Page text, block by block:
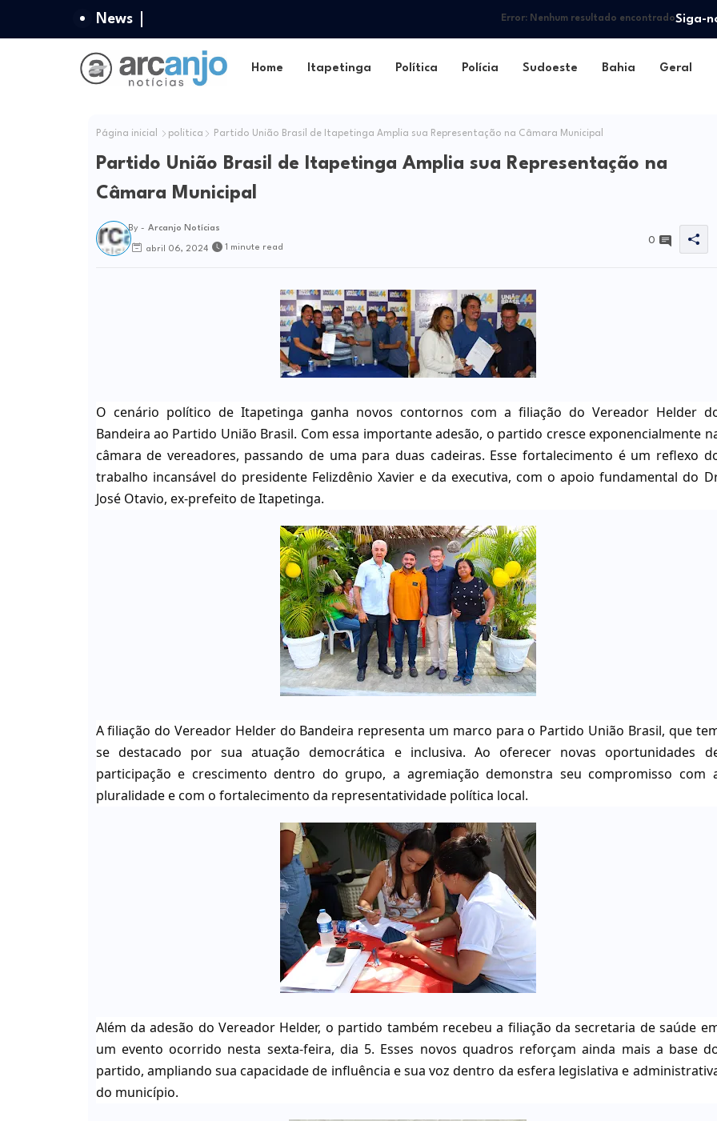
News Error:Nenhum resultado encontradoSiga-
Home Itapetinga Política Polícia Sudoeste Bahia Geral
Página inicial politica Partido União Brasil de Itapetinga Amplia sua Representação na Câmara Municipal
Partido União Brasil de Itapetinga Amplia sua Representação na
Câmara Municipal
By - Arcanjo Notícias
abril 06, 2024 1 minute read
0
O cenário político de Itapetinga ganha novos contornos com a filiação do Vereador Helder
Bandeira ao Partido União Brasil. Com essa importante adesão, o partido cresce exponencialmente
câmara de vereadores, passando de uma para duas cadeiras. Esse fortalecimento é um reflexo
trabalho incansável do presidente Felizdênio Xavier e da executiva, com o apoio fundamental do
José Otavio, ex-prefeito de Itapetinga.
A filiação do Vereador Helder do Bandeira representa um marco para o Partido União Brasil, que
se destacado por sua atuação democrática e inclusiva. Ao oferecer novas oportunidades
participação e crescimento dentro do grupo, a agremiação demonstra seu compromisso com
pluralidade e com o fortalecimento da representatividade política local.
Além da adesão do Vereador Helder, o partido também recebeu a filiação da secretaria de saúde
um evento ocorrido nesta sexta-feira, dia 5. Esses novos quadros reforçam ainda mais a base
partido, ampliando sua capacidade de influência e sua voz dentro da esfera legislativa e
do município.